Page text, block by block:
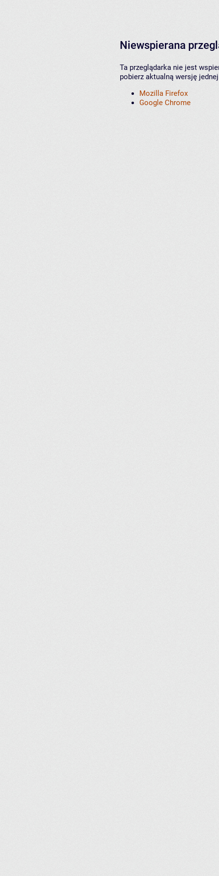
Niewspierana
Ta przeglądarka nie jest
pobierz aktualną wersję
Mozilla Firefox
Google Chrome